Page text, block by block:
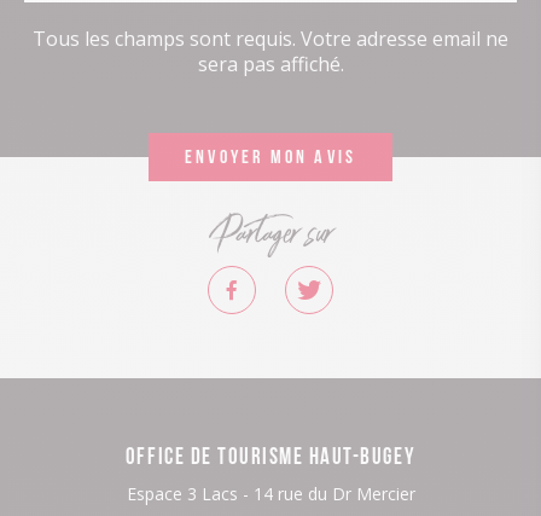
Tous les champs sont requis. Votre adresse email ne
sera pas affiché.
Partager sur
OFFICE DE TOURISME HAUT-BUGEY
Espace 3 Lacs - 14 rue du Dr Mercier